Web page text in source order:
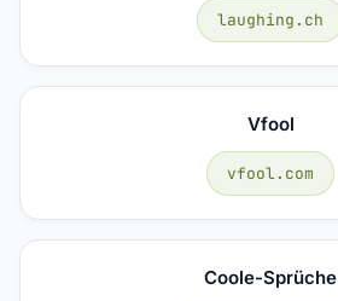
laughing.ch
Vfool
vfool.com
Coole-Sprüche